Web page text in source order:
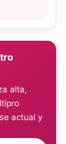
alta,
actual y